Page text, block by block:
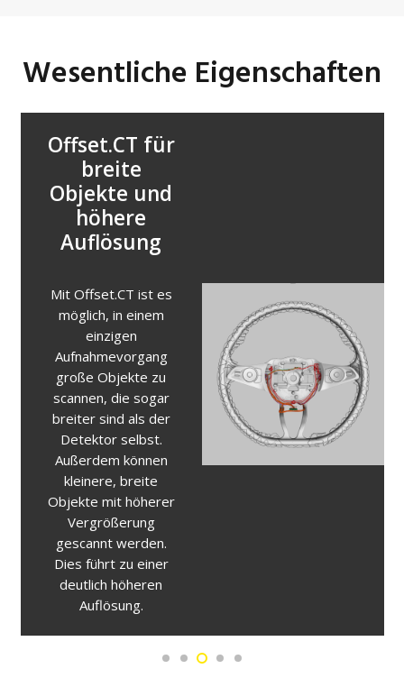
Wesentliche Eigenschaften
Offset.CT für
breite
Objekte und
höhere
Auflösung
Mit Offset.CT ist es
möglich, in einem
einzigen
Aufnahmevorgang
große Objekte zu
scannen, die sogar
breiter sind als der
Detektor selbst.
Außerdem können
kleinere, breite
Objekte mit höherer
Vergrößerung
gescannt werden.
Dies führt zu einer
deutlich höheren
Auflösung.